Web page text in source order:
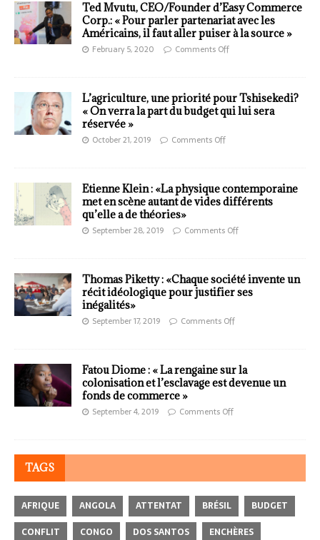
Ted Mvutu, CEO/Founder d’Easy Commerce
Corp.: « Pour parler partenariat avec les
Américains, il faut aller puiser à la source »
February 5, 2020 Comments Off
L’agriculture, une priorité pour Tshisekedi?
« On verra la part du budget qui lui sera
réservée »
October 21, 2019 Comments Off
Etienne Klein : «La physique contemporaine
met en scène autant de vides différents
qu’elle a de théories»
September 28, 2019 Comments Off
Thomas Piketty : «Chaque société invente un
récit idéologique pour justifier ses
inégalités»
September 17, 2019 Comments Off
Fatou Diome : « La rengaine sur la
colonisation et l’esclavage est devenue un
fonds de commerce »
September 4, 2019 Comments Off
TAGS
AFRIQUE ANGOLA ATTENTAT BRÉSIL
BUDGET
CONFLIT
CONGO DOS SANTOS
ENCHÈRES